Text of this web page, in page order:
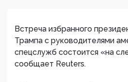
Встреча избранного
Трампа с руководителями
спецслужб состоится «на
сообщает Reuters.